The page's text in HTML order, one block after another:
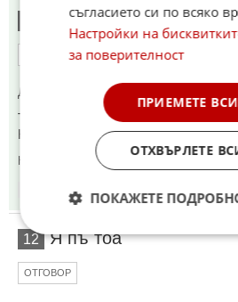
Интересно
ОТГОВОР
До коментар от "Я пъ тоа":
Тръмп отиде на крака в Китай. Не
Кой, кого моли?
Коментиран от#12
13.05.2026
12 Я пъ тоа
ОТГОВОР
съгласието си по всяко
Настройки на
за поверителност
ПРИЕМЕТЕ
ОТХВЪРЛЕТЕ
ПОКАЖЕТЕ